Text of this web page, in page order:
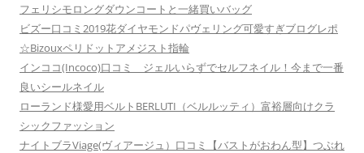
フェリシモロングダウンコートと一緒買いバッグ
ビズー口コミ2019花ダイヤモンドパヴェリング可愛すぎブログレポ
☆Bizouxペリドットアメジスト指輪
インココ(Incoco)口コミ ジェルいらずでセルフネイル！今まで一番
良いシールネイル
ローランド様愛用ベルトBERLUTI（ベルルッティ）富裕層向けクラ
シックファッション
ナイトブラViage(ヴィアージュ）口コミ【バストがおわん型】つぶれ